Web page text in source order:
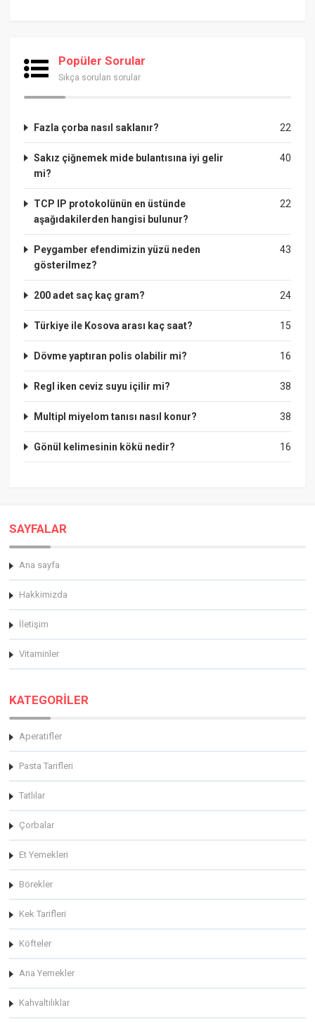
Popüler Sorular
Sıkça sorulan sorular
22
Fazla çorba nasıl saklanır?
40
Sakız çiğnemek mide bulantısına iyi gelir
mi?
22
TCP IP protokolünün en üstünde
aşağıdakilerden hangisi bulunur?
43
Peygamber efendimizin yüzü neden
gösterilmez?
24
200 adet saç kaç gram?
15
Türkiye ile Kosova arası kaç saat?
16
Dövme yaptıran polis olabilir mi?
38
Regl iken ceviz suyu içilir mi?
38
Multipl miyelom tanısı nasıl konur?
16
Gönül kelimesinin kökü nedir?
SAYFALAR
Ana sayfa
Hakkimizda
İletişim
Vitaminler
KATEGORİLER
Aperatifler
Pasta Tarifleri
Tatlılar
Çorbalar
Et Yemekleri
Börekler
Kek Tarifleri
Köfteler
Ana Yemekler
Kahvaltılıklar